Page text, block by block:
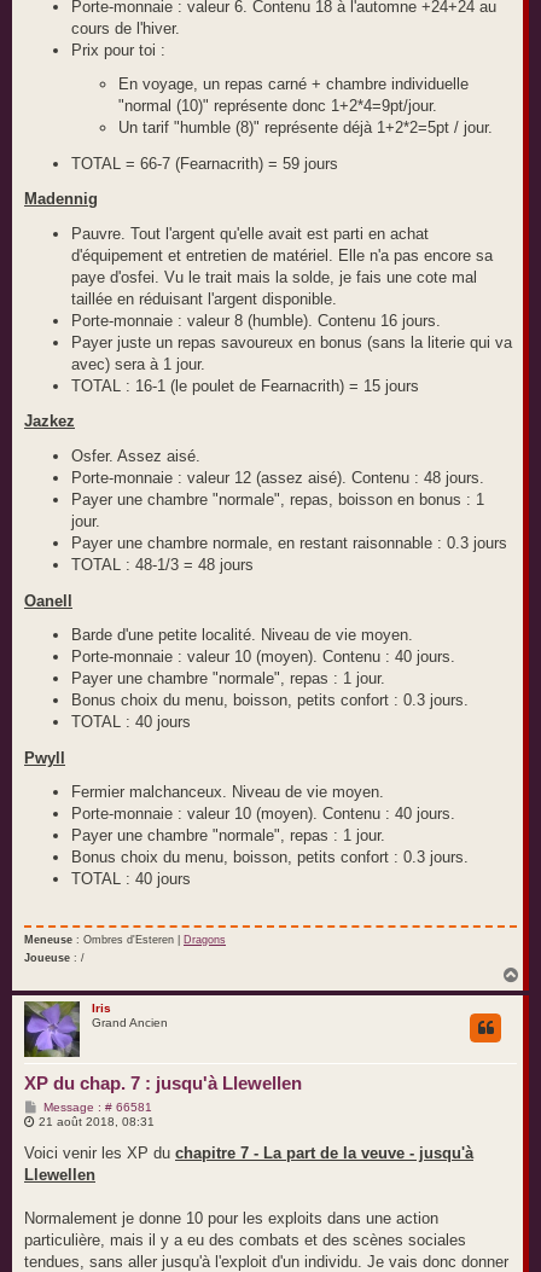
Porte-monnaie : valeur 6. Contenu 18 à l'automne +24+24 au
cours de l'hiver.
Prix pour toi :
En voyage, un repas carné + chambre individuelle
"normal (10)" représente donc 1+2*4=9pt/jour.
Un tarif "humble (8)" représente déjà 1+2*2=5pt / jour.
TOTAL = 66-7 (Fearnacrith) = 59 jours
Madennig
Pauvre. Tout l'argent qu'elle avait est parti en achat
d'équipement et entretien de matériel. Elle n'a pas encore sa
paye d'osfei. Vu le trait mais la solde, je fais une cote mal
taillée en réduisant l'argent disponible.
Porte-monnaie : valeur 8 (humble). Contenu 16 jours.
Payer juste un repas savoureux en bonus (sans la literie qui va
avec) sera à 1 jour.
TOTAL : 16-1 (le poulet de Fearnacrith) = 15 jours
Jazkez
Osfer. Assez aisé.
Porte-monnaie : valeur 12 (assez aisé). Contenu : 48 jours.
Payer une chambre "normale", repas, boisson en bonus : 1
jour.
Payer une chambre normale, en restant raisonnable : 0.3 jours
TOTAL : 48-1/3 = 48 jours
Oanell
Barde d'une petite localité. Niveau de vie moyen.
Porte-monnaie : valeur 10 (moyen). Contenu : 40 jours.
Payer une chambre "normale", repas : 1 jour.
Bonus choix du menu, boisson, petits confort : 0.3 jours.
TOTAL : 40 jours
Pwyll
Fermier malchanceux. Niveau de vie moyen.
Porte-monnaie : valeur 10 (moyen). Contenu : 40 jours.
Payer une chambre "normale", repas : 1 jour.
Bonus choix du menu, boisson, petits confort : 0.3 jours.
TOTAL : 40 jours
Meneuse : Ombres d'Esteren | Dragons
Joueuse : /
a
Iris
Grand Ancien
XP du chap. 7 : jusqu'à Llewellen
Message : # 66581
e
s
21 août 2018, 08:31
Voici venir les XP du chapitre 7 - La part de la veuve - jusqu'à
Llewellen
Normalement je donne 10 pour les exploits dans une action
particulière, mais il y a eu des combats et des scènes sociales
tendues, sans aller jusqu'à l'exploit d'un individu. Je vais donc donner